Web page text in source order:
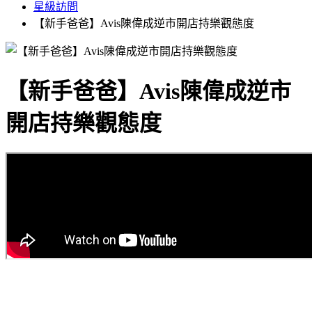
星級訪問
【新手爸爸】Avis陳偉成逆市開店持樂觀態度
【新手爸爸】Avis陳偉成逆市
開店持樂觀態度